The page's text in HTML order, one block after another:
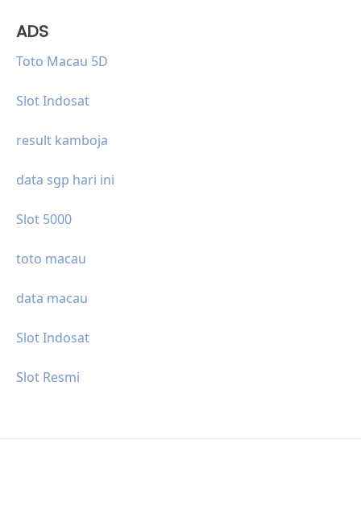
ADS
Toto Macau 5D
Slot Indosat
result kamboja
data sgp hari ini
Slot 5000
toto macau
data macau
Slot Indosat
Slot Resmi